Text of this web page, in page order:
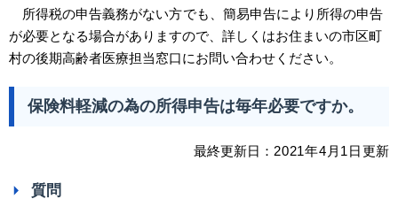
所得税の申告義務がない方でも、簡易申告により所得の申告
が必要となる場合がありますので、詳しくはお住まいの市区町
村の後期高齢者医療担当窓口にお問い合わせください。
保険料軽減の為の所得申告は毎年必要ですか。
最終更新日： 2021年4 月1日更新
質問